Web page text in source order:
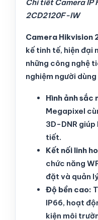
Chi tiết Camera IP
2CD2120F-IW
Camera Hikvision
kế tinh tế, hiện đại
những công nghệ
nghiệm người
Hình ảnh sắc
Megapixel
3D-DNR giúp
tiết.
Kết nối linh
chức năng
đặt và quản
Độ bền cao:
IP66, hoạt
kiện môi